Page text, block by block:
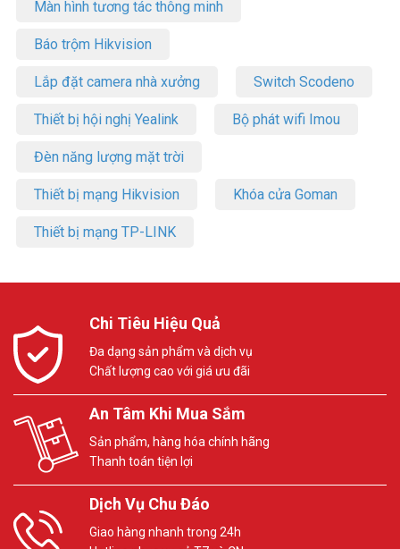
Thông số kỹ thuật khóa cửa vân tay thông
minh EZVIZ DL03 Pro
– Mã sản phẩm: CS-DL03-R100-WBCP-GR
– Nhiều chế độ mở khóa: Vân tay, mật mã, thẻ cảm ứng, mã tạm
– Hỗ trợ quản lý người dùng
– Báo động chống cậy phá
– Tự động khóa cửa
– Hỗ trợ mã khóa chống nhìn trộm
– Hỗ trợ nguồn điện khẩn cấp
– Nguồn cấp: 4 Pin kiềm AA
– Độ ẩm 10%~95% (Không ngưng tụ)
– Kích thước: Mặt trước: 154mm × 61mm × 18mm/ Mặt sau:
155mm × 76mm × 33,5mm
– Chứng chỉ: CE (EMC/LVD/RED/RoHS)/REACH/SVHC/WEEE
– Xuất xứ: Trung Quốc
– Bảo hành: 24 tháng
Màn hình tương tác thông minh
Báo trộm Hikvision
Lắp đặt camera nhà xưởng Switch Scodeno
Thiết bị hội nghị Yealink Bộ phát wifi Imou
Đèn năng lượng mặt trời
Thiết bị mạng Hikvision Khóa cửa Goman
Thiết bị mạng TP-LINK
Chi Tiêu Hiệu Quả
Đa dạng sản phẩm và dịch vụ
Chất lượng cao với giá ưu đãi
An Tâm Khi Mua Sắm
Sản phẩm, hàng hóa chính hãng
Thanh toán tiện lợi
Dịch Vụ Chu Đáo
Giao hàng nhanh trong 24h